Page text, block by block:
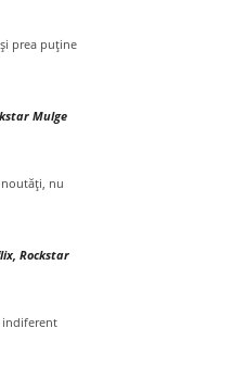
prea puține
Mulge
noutăți, nu
Rockstar
indiferent